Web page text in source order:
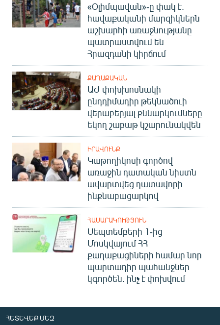
«Օլիմպավան»-ը փակ է.
հավաքականի մարզիկներն
աշխարհի առաջնությանը
պատրաստվում են
Հրազդանի կիրճում
ՔԱՂԱՔԱԿԱՆ
ԱԺ փոխխոսնակի
ընդդիմադիր թեկնածուի
վերաբերյալ քննարկումները
եկող շաբաթ կշարունակվեն
ԻՐԱՎՈՒՆՔ
Կաթողիկոսի գործով
առաջին դատական նիստն
ավարտվեց դատավորի
ինքնաբացարկով
ՀԱՍԱՐԱԿՈՒԹՅՈՒՆ
Սեպտեմբերի 1-ից
Մոսկվայում ՀՀ
քաղաքացիների համար նոր
պարտադիր պահանջներ
կգործեն. ինչ է փոխվում
ՀԵՏԵՎԵՔ ՄԵԶ